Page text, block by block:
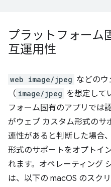
プラットフォーム
互運用性
web image/jpeg などのウ
（ image/jpeg を想定して
フォーム固有のアプリでは
がウェブ カスタム形式のサ
連性があると判断した場合
形式のサポートをオプトイ
れます。オペレーティング
は、以下の macOS のスク